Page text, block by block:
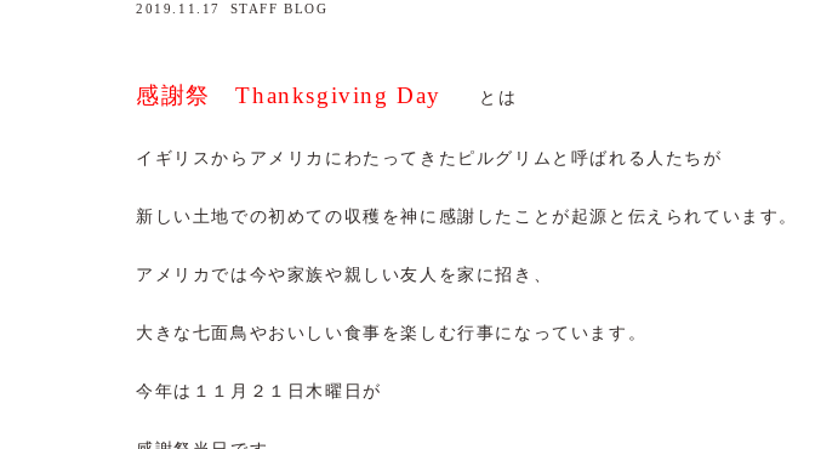
2019.11.17 STAFF BLOG
感謝祭 Thanksgiving Day とは
イギリスからアメリカにわたってきたピルグリムと呼ばれる人たちが
新しい土地での初めての収穫を神に感謝したことが起源と伝えられています。
アメリカでは今や家族や親しい友人を家に招き、
大きな七面鳥やおいしい食事を楽しむ行事になっています。
今年は１１月２１日木曜日が